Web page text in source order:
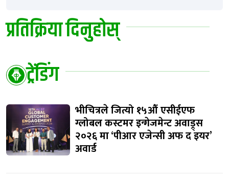
प्रतिक्रिया दिनुहोस्
ट्रेंडिंग
भीचित्रले जित्यो १५औं एसीईएफ
ग्लोबल कस्टमर इन्गेजमेन्ट अवाड्र्स
२०२६ मा ‘पीआर एजेन्सी अफ द इयर’
अवार्ड